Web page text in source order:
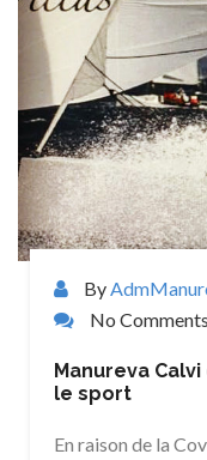
By
No Comments
Manureva
le sport
En raison de la